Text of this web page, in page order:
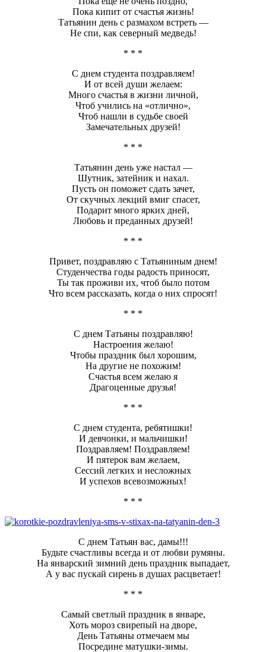
Пока кипит от счастья жизнь!
Татьянин день с размахом встреть —
Не спи, как северный медведь!
* * *
С днем студента поздравляем!
И от всей души желаем:
Много счастья в жизни личной,
Чтоб учились на «отлично»,
Чтоб нашли в судьбе своей
Замечательных друзей!
* * *
Татьянин день уже настал —
Шутник, затейник и нахал.
Пусть он поможет сдать зачет,
От скучных лекций вмиг спасет,
Подарит много ярких дней,
Любовь и преданных друзей!
* * *
Привет, поздравляю с Татьяниным днем!
Студенчества годы радость приносят,
Ты так проживи их, чтоб было потом
Что всем рассказать, когда о них спросят!
* * *
С днем Татьяны поздравляю!
Настроения желаю!
Чтобы праздник был хорошим,
На другие не похожим!
Счастья всем желаю я
Драгоценные друзья!
* * *
С днем студента, ребятишки!
И девчонки, и мальчишки!
Поздравляем! Поздравляем!
И пятерок вам желаем,
Сессий легких и несложных
И успехов всевозможных!
* * *
С днем Татьян вас, дамы!!!
Будьте счастливы всегда и от любви румяны.
На январский зимний день праздник выпадает,
А у вас пускай сирень в душах расцветает!
* * *
Самый светлый праздник в январе,
Хоть мороз свирепый на дворе,
День Татьяны отмечаем мы
Посредине матушки-зимы.